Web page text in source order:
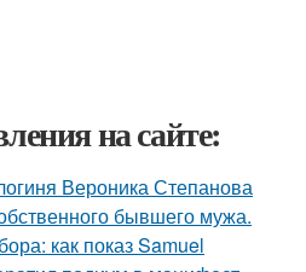
на сайте:
Вероника Степанова
бывшего мужа.
как показ Samuel